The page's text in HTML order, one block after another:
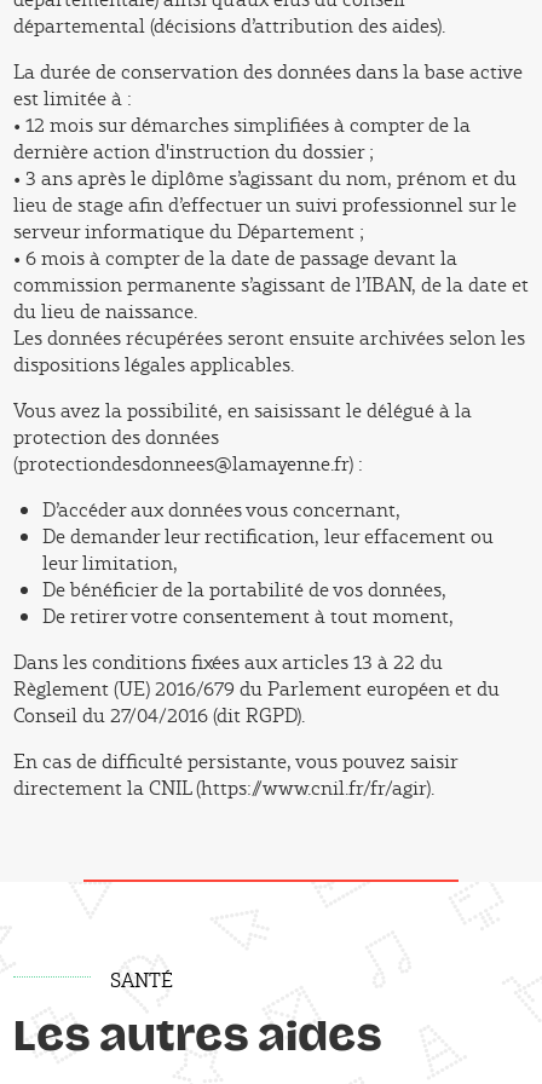
départemental (décisions d’attribution des aides).
La durée de conservation des données dans la base active
est limitée à :
• 12 mois sur démarches simplifiées à compter de la
dernière action d'instruction du dossier ;
• 3 ans après le diplôme s’agissant du nom, prénom et du
lieu de stage afin d’effectuer un suivi professionnel sur le
serveur informatique du Département ;
• 6 mois à compter de la date de passage devant la
commission permanente s’agissant de l’IBAN, de la date et
du lieu de naissance.
Les données récupérées seront ensuite archivées selon les
dispositions légales applicables.
Vous avez la possibilité, en saisissant le délégué à la
protection des données
(protectiondesdonnees@lamayenne.fr) :
D’accéder aux données vous concernant,
De demander leur rectification, leur effacement ou
leur limitation,
De bénéficier de la portabilité de vos données,
De retirer votre consentement à tout moment,
Dans les conditions fixées aux articles 13 à 22 du
Règlement (UE) 2016/679 du Parlement européen et du
Conseil du 27/04/2016 (dit RGPD).
En cas de difficulté persistante, vous pouvez saisir
directement la CNIL (https://www.cnil.fr/fr/agir).
SANTÉ
Les autres aides